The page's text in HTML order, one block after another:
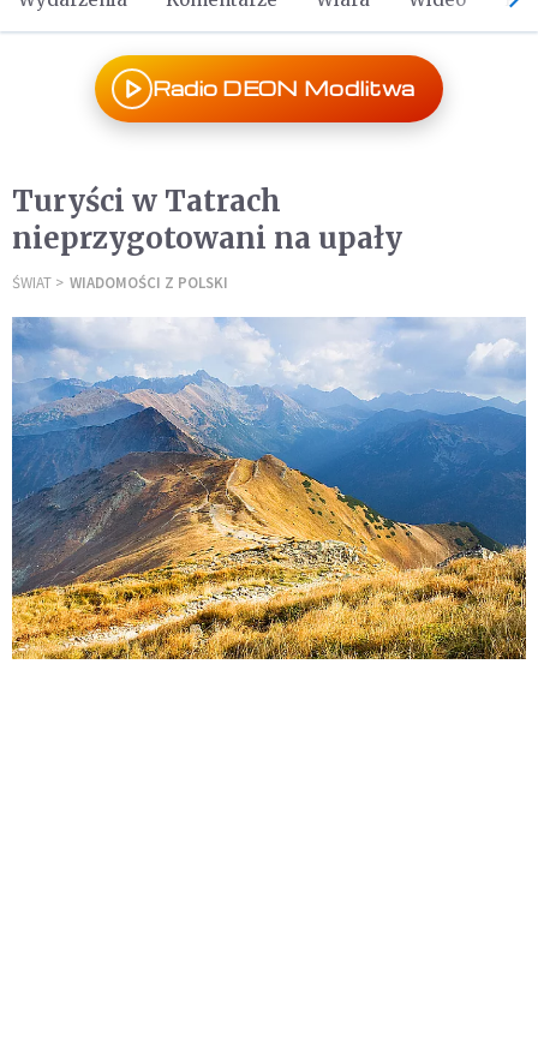
Radio DEON Modlitwa
Turyści w Tatrach
nieprzygotowani na upały
ŚWIAT WIADOMOŚCI Z POLSKI